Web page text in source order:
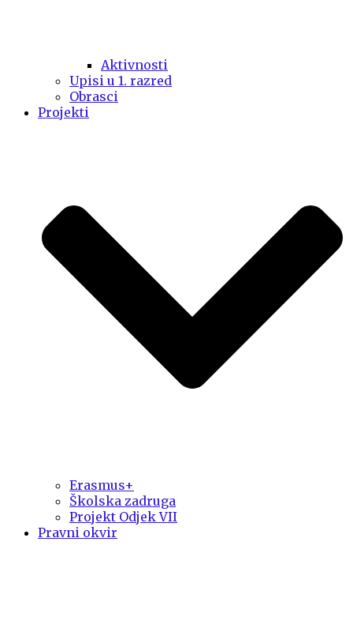
Aktivnosti
Upisi u 1. razred
Obrasci
Projekti
Erasmus+
Školska zadruga
Projekt Odjek VII
Pravni okvir